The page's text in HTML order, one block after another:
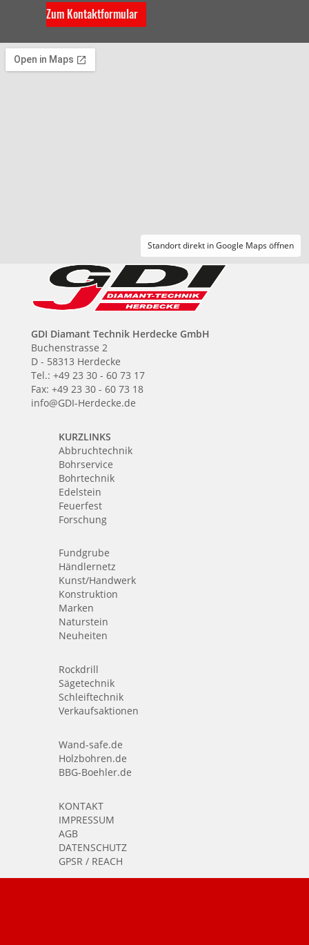
Zum Kontaktformular
Standort direkt in Google Maps öffnen
GDI Diamant Technik Herdecke GmbH
Buchenstrasse 2
D - 58313 Herdecke
Tel.: +49 23 30 - 60 73 17
Fax: +49 23 30 - 60 73 18
info@GDI-Herdecke.de
KURZLINKS
Abbruchtechnik
Bohrservice
Bohrtechnik
Edelstein
Feuerfest
Forschung
Fundgrube
Händlernetz
Kunst/Handwerk
Konstruktion
Marken
Naturstein
Neuheiten
Rockdrill
Sägetechnik
Schleiftechnik
Verkaufsaktionen
Wand-safe.de
Holzbohren.de
BBG-Boehler.de
KONTAKT
IMPRESSUM
AGB
DATENSCHUTZ
GPSR / REACH